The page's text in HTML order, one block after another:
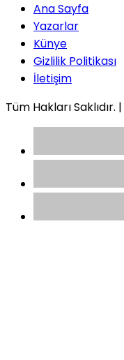
Ana Sayfa
Yazarlar
Künye
Gizlilik Politikası
İletişim
Tüm Hakları Saklıdır. |